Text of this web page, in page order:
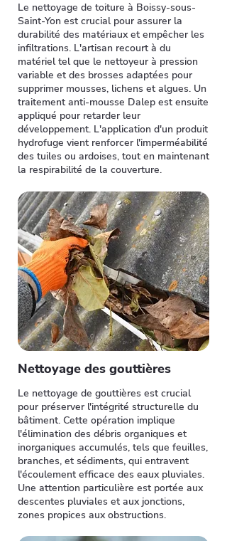
Le nettoyage de toiture à Boissy-sous-
Saint-Yon est crucial pour assurer la
durabilité des matériaux et empêcher les
infiltrations. L'artisan recourt à du
matériel tel que le nettoyeur à pression
variable et des brosses adaptées pour
supprimer mousses, lichens et algues. Un
traitement anti-mousse Dalep est ensuite
appliqué pour retarder leur
développement. L'application d'un produit
hydrofuge vient renforcer l'imperméabilité
des tuiles ou ardoises, tout en maintenant
la respirabilité de la couverture.
Nettoyage des gouttières
Le nettoyage de gouttières est crucial
pour préserver l'intégrité structurelle du
bâtiment. Cette opération implique
l'élimination des débris organiques et
inorganiques accumulés, tels que feuilles,
branches, et sédiments, qui entravent
l'écoulement efficace des eaux pluviales.
Une attention particulière est portée aux
descentes pluviales et aux jonctions,
zones propices aux obstructions.